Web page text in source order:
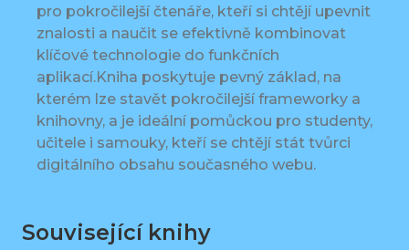
pro pokročilejší čtenáře, kteří si chtějí upevnit
znalosti a naučit se efektivně kombinovat
klíčové technologie do funkčních
aplikací.Kniha poskytuje pevný základ, na
kterém lze stavět pokročilejší frameworky a
knihovny, a je ideální pomůckou pro studenty,
učitele i samouky, kteří se chtějí stát tvůrci
digitálního obsahu současného webu.
Související knihy